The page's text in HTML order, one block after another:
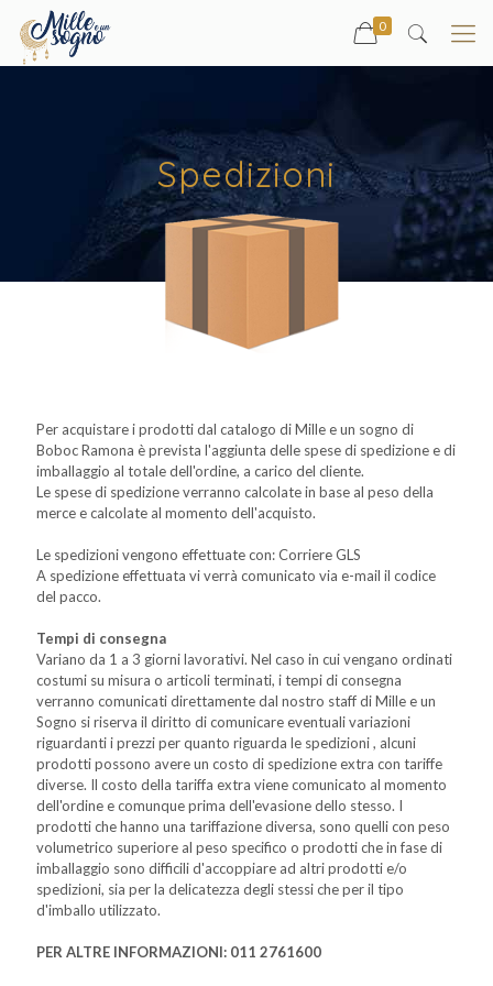
0
Spedizioni
Per acquistare i prodotti dal catalogo di Mille e un sogno di
Boboc Ramona è prevista l'aggiunta delle spese di spedizione e di
imballaggio al totale dell'ordine, a carico del cliente.
Le spese di spedizione verranno calcolate in base al peso della
merce e calcolate al momento dell'acquisto.
Le spedizioni vengono effettuate con: Corriere GLS
A spedizione effettuata vi verrà comunicato via e-mail il codice
del pacco.
Tempi di consegna
Variano da 1 a 3 giorni lavorativi. Nel caso in cui vengano ordinati
costumi su misura o articoli terminati, i tempi di consegna
verranno comunicati direttamente dal nostro staff di Mille e un
Sogno si riserva il diritto di comunicare eventuali variazioni
riguardanti i prezzi per quanto riguarda le spedizioni , alcuni
prodotti possono avere un costo di spedizione extra con tariffe
diverse. Il costo della tariffa extra viene comunicato al momento
dell'ordine e comunque prima dell'evasione dello stesso. I
prodotti che hanno una tariffazione diversa, sono quelli con peso
volumetrico superiore al peso specifico o prodotti che in fase di
imballaggio sono difficili d'accoppiare ad altri prodotti e/o
spedizioni, sia per la delicatezza degli stessi che per il tipo
d'imballo utilizzato.
PER ALTRE INFORMAZIONI: 011 2761600